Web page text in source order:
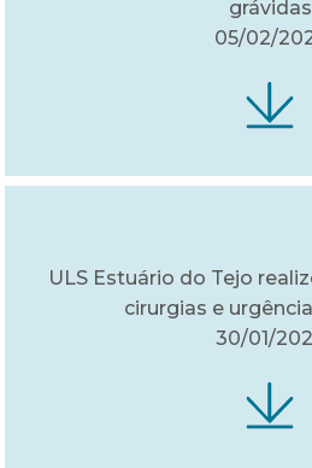
grávidas
05/02/
ULS Estuário do Tejo
cirurgias e
30/01/